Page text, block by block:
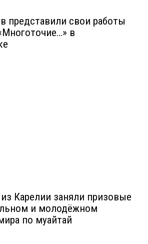
представили свои работы
в
Карелии заняли призовые
и молодёжном
по муайтай